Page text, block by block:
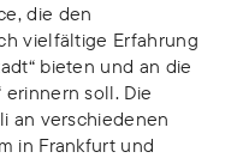
die den
vielfältige Erfahrung
bieten und an die
erinnern soll. Die
an verschiedenen
in Frankfurt und